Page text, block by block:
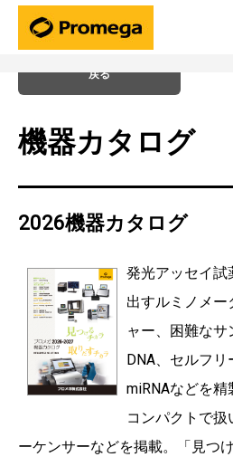
戻る
機器カタログ
2026機器カタログ
発光アッセイ試
出すルミノメー
ャー、困難な
DNA、セルフリ
miRNAなどを精
コンパクトで
ーケンサーなどを掲載。「見つ